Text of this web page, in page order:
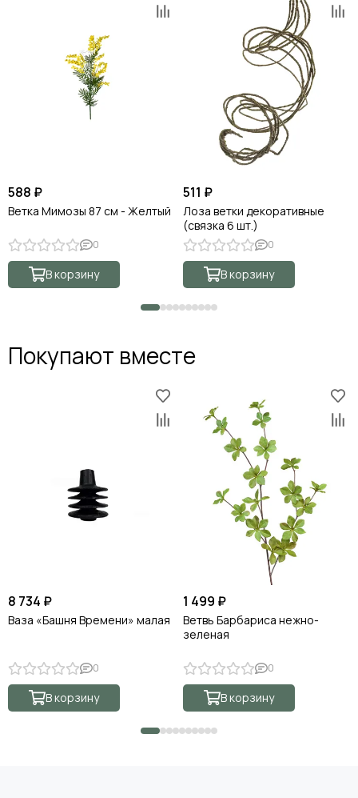
588 ₽
Ветка Мимозы 87 см - Желтый
0
В корзину
511 ₽
Лоза ветки декоративные
(связка 6 шт.)
0
В корзину
Покупают вместе
8 734 ₽
Ваза «Башня Времени» малая
0
В корзину
1 499 ₽
Ветвь Барбариса нежно-
зеленая
0
В корзину